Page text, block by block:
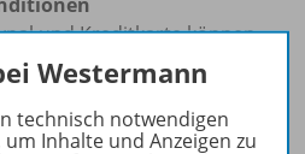
und Kreditkarte können
gewährt werden.
Spar-Paket ?
Preis zu sehen,melden Sie
Westermann
technisch notwendigen
Inhalte und Anzeigen zu